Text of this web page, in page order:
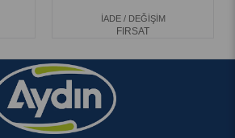
İADE / DEĞİŞİM
FIRSAT